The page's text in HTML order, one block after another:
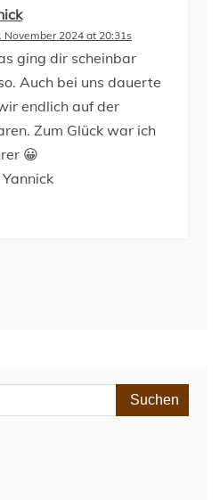
November 2024 at 20:31s
ging dir scheinbar
Auch bei uns dauerte
endlich auf der
Zum Glück war ich
😀